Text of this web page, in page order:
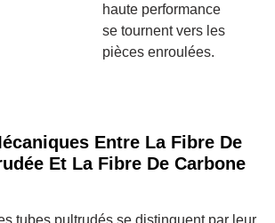
haute performance
se tournent vers les
pièces enroulées.
Entre La Fibre De
Et La Fibre De Carbone
tubes pultrudés se distinguent par leur